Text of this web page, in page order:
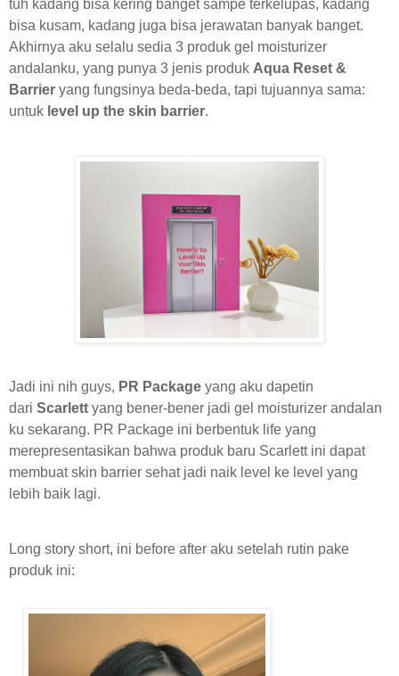
tuh kadang bisa kering banget sampe terkelupas, kadang
bisa kusam, kadang juga bisa jerawatan banyak banget.
Akhirnya aku selalu sedia 3 produk gel moisturizer
andalanku, yang punya 3 jenis produk Aqua Reset &
Barrier yang fungsinya beda-beda, tapi tujuannya sama:
untuk level up the skin barrier.
Jadi ini nih guys, PR Package yang aku dapetin
dari Scarlett yang bener-bener jadi gel moisturizer andalan
ku sekarang. PR Package ini berbentuk life yang
merepresentasikan bahwa produk baru Scarlett ini dapat
membuat skin barrier sehat jadi naik level ke level yang
lebih baik lagi.
Long story short, ini before after aku setelah rutin pake
produk ini: